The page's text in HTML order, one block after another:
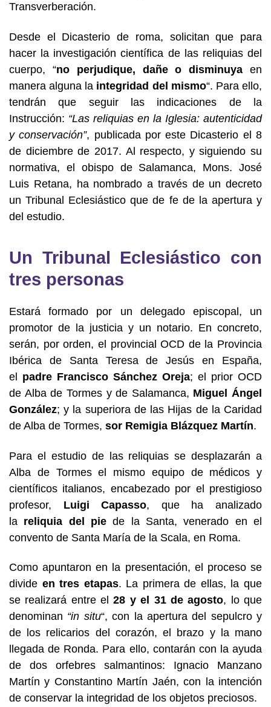
Transverberación.
Desde el Dicasterio de roma, solicitan que para
hacer la investigación científica de las reliquias del
cuerpo, “no perjudique, dañe o disminuya en
manera alguna la integridad del mismo“. Para ello,
tendrán que seguir las indicaciones de la
Instrucción: “Las reliquias en la Iglesia: autenticidad
y conservación”, publicada por este Dicasterio el 8
de diciembre de 2017. Al respecto, y siguiendo su
normativa, el obispo de Salamanca, Mons. José
Luis Retana, ha nombrado a través de un decreto
un Tribunal Eclesiástico que de fe de la apertura y
del estudio.
Un Tribunal Eclesiástico con
tres personas
Estará formado por un delegado episcopal, un
promotor de la justicia y un notario. En concreto,
serán, por orden, el provincial OCD de la Provincia
Ibérica de Santa Teresa de Jesús en España,
el padre Francisco Sánchez Oreja; el prior OCD
de Alba de Tormes y de Salamanca, Miguel Ángel
González; y la superiora de las Hijas de la Caridad
de Alba de Tormes, sor Remigia Blázquez Martín.
Para el estudio de las reliquias se desplazarán a
Alba de Tormes el mismo equipo de médicos y
científicos italianos, encabezado por el prestigioso
profesor, Luigi Capasso, que ha analizado
la reliquia del pie de la Santa, venerado en el
convento de Santa María de la Scala, en Roma.
Como apuntaron en la presentación, el proceso se
divide en tres etapas. La primera de ellas, la que
se realizará entre el28 y el 31 de agosto, lo que
denominan “in situ“, con la apertura del sepulcro y
de los relicarios del corazón, el brazo y la mano
llegada de Ronda. Para ello, contarán con la ayuda
de dos orfebres salmantinos: Ignacio Manzano
Martín y Constantino Martín Jaén, con la intención
de conservar la integridad de los objetos preciosos.